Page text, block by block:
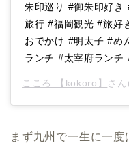
朱印巡り #御朱印好き
旅行 #福岡観光 #旅好
おでかけ #明太子 #め
ランチ #太宰府ラン
こころ 【kokoro】 さん
まず九州で一生に一